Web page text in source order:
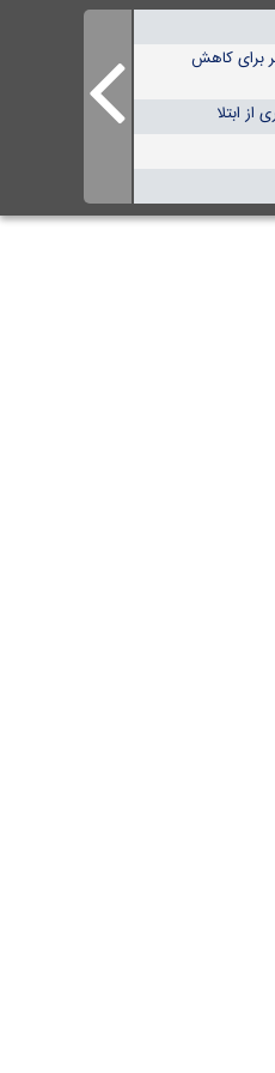
برای کاهش
ابتلا